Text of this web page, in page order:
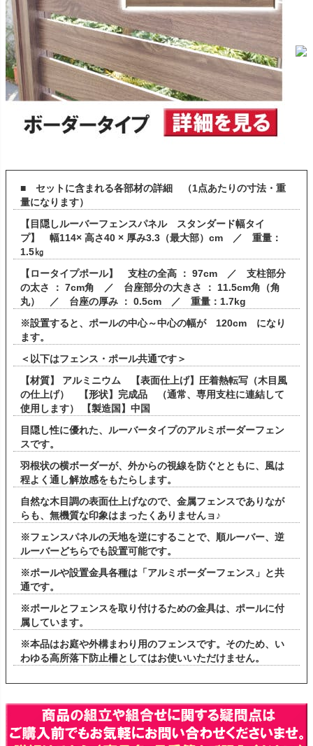
■ セットに含まれる各部材の詳細 （1点あたりの寸法・重
量になります）
【目隠しルーバーフェンスパネル スタンダード幅タイ
プ】 幅114× 高さ40 × 厚み3.3（最大部）cm ／ 重量：
1.5㎏
【ロータイプポール】 支柱の全高 ： 97cm ／ 支柱部分
の太さ ： 7cm角 ／ 台座部分の大きさ ： 11.5cm角（角
丸） ／ 台座の厚み ： 0.5cm ／ 重量：1.7kg
※設置すると、ポールの中心～中心の幅が 120cm になり
ます。
＜以下はフェンス・ポール共通です＞
【材質】 アルミニウム 【表面仕上げ】圧着熱転写（木目風
の仕上げ） 【形状】完成品 （通常、専用支柱に連結して
使用します） 【製造国】中国
目隠し性に優れた、ルーバータイプのアルミボーダーフェン
スです。
羽根状の横ボーダーが、外からの視線を防ぐとともに、風は
程よく通し解放感をもたらします。
自然な木目調の表面仕上げなので、金属フェンスでありなが
らも、無機質な印象はまったくありませんョ♪
※フェンスパネルの天地を逆にすることで、順ルーバー、逆
ルーバーどちらでも設置可能です。
※ポールや設置金具各種は「アルミボーダーフェンス」と共
通です。
※ポールとフェンスを取り付けるための金具は、ポールに付
属しています。
※本品はお庭や外構まわり用のフェンスです。そのため、い
わゆる高所落下防止柵としてはお使いいただけません。